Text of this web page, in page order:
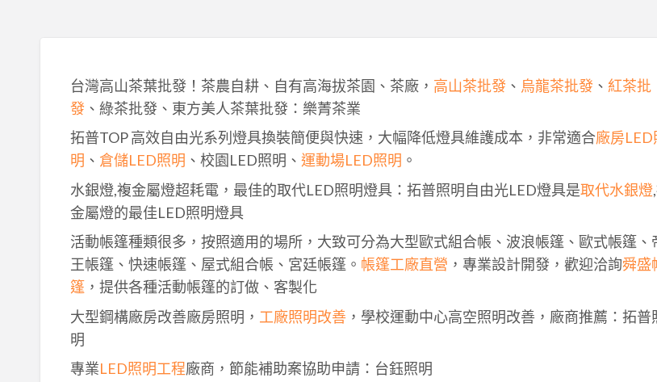
台灣高山茶葉批發！茶農自耕、自有高海拔茶園、茶廠， 高山茶批發、 烏龍茶批發、 紅茶批
發、綠茶批發、東方美人茶葉批發：樂菁茶業
拓普TOP 高效自由光系列燈具換裝簡便與快速，大幅降低燈具維護成本，非常適合廠房LED
明 、 倉儲LED照明 、校園LED照明、 運動場LED照明 。
水銀燈,複金屬燈超耗電，最佳的取代LED照明燈具：拓普照明自由光LED燈具是取代水銀燈
金屬燈的最佳LED照明燈具
活動帳篷種類很多，按照適用的場所，大致可分為大型歐式組合帳、波浪帳篷、歐式帳篷、
王帳篷、快速帳篷、屋式組合帳、宮廷帳篷。 帳篷工廠直營 ，專業設計開發，歡迎洽詢舜盛
篷，提供各種活動帳篷的訂做、客製化
大型鋼構廠房改善廠房照明， 工廠照明改善，學校運動中心高空照明改善，廠商推薦：拓普
明
專業LED照明工程廠商，節能補助案協助申請：台鈺照明